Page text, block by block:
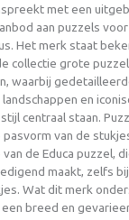
met een
aan puzzels
Het merk staat
collectie grote
waarbij
en
centraal staan.
van de
de Educa puzzel,
maakt, zelfs
Wat dit merk
breed en